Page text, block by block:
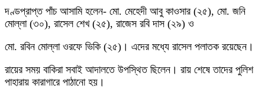
দণ্ডপ্রাপ্ত পাঁচ আসামি হলেন- মো. মেহেদী আবু কাওসার (২৫), মো. জনি
মোল্লা (৩০), রাসেল শেখ (২৫), রাজেস রবি দাস (২৯) ও
মো. রবিন মোল্লা ওরফে ভিকি (২৫)। এদের মধ্যে রাসেল পলাতক রয়েছেন।
রায়ের সময় বাকিরা সবাই আদালতে উপস্থিত ছিলেন। রায় শেষে তাদের পুলিশ
পাহারায় কারাগারে পাঠানো হয়।